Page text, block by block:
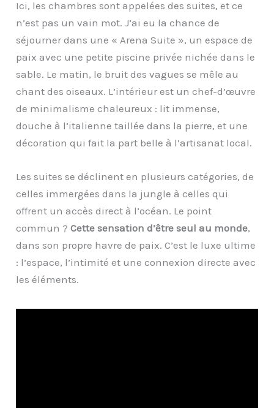
Ici, les chambres sont appelées des suites, et ce
n’est pas un vain mot. J’ai eu la chance de
séjourner dans une « Arena Suite », un espace de
paix avec une petite piscine privée nichée dans le
sable. Le matin, le bruit des vagues se mêle au
chant des oiseaux. L’intérieur est un chef-d’œuvre
de minimalisme chaleureux : lit immense,
douche à l’italienne taillée dans la pierre, et une
décoration qui fait la part belle à l’artisanat local.
Les suites se déclinent en plusieurs catégories, de
celles immergées dans la jungle à celles qui
offrent un accès direct à l’océan. Le point
commun ?Cette sensation d’être seul au monde,
dans son propre havre de paix. C’est le luxe ultime
: l’espace, l’intimité et une connexion directe avec
les éléments.